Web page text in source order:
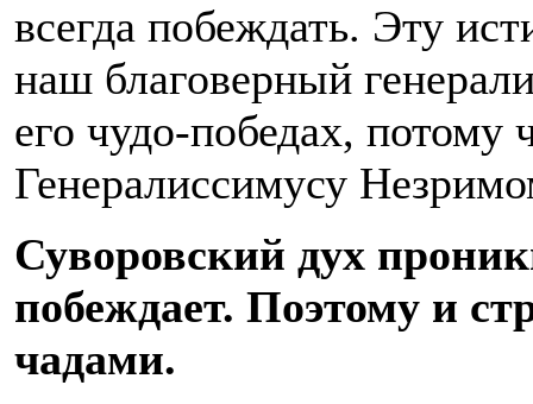
всегда побеждать. Эту
наш благоверный
его чудо-победах,
Генералиссимусу
Суворовский дух
побеждает. Поэтому и
чадами.